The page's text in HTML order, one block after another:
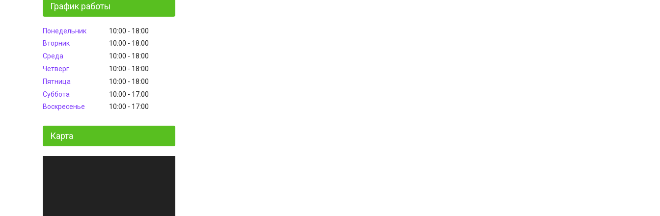
График работы
Понедельник 10:00
18:00
Вторник
10:00
18:00
Среда
10:00
18:00
Четверг
10:00
18:00
Пятница
10:00
18:00
Суббота
10:00
17:00
Воскресенье
10:00 17:00
Карта